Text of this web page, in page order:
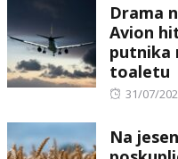
Drama
Avion
putnika
toaletu
Posted
31/07/
Na